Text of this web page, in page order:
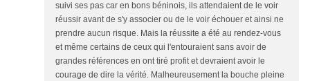
suivi ses pas car en bons béninois, ils attendaient de le voir
réussir avant de s'y associer ou de le voir échouer et ainsi ne
prendre aucun risque. Mais la réussite a été au rendez-vous
et même certains de ceux qui l'entouraient sans avoir de
grandes références en ont tiré profit et devraient avoir le
courage de dire la vérité. Malheureusement la bouche pleine